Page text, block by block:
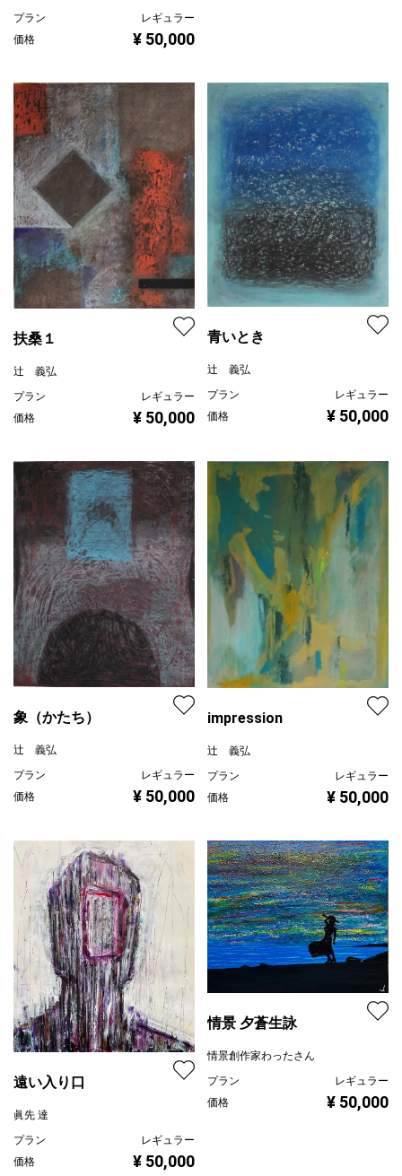
プラン
レギュラー
価格
¥ 50,000
扶桑１
辻 義弘
プラン
レギュラー
価格
¥ 50,000
青いとき
辻 義弘
プラン
レギュラー
価格
¥ 50,000
象（かたち）
辻 義弘
プラン
レギュラー
価格
¥ 50,000
impression
辻 義弘
プラン
レギュラー
価格
¥ 50,000
遠い入り口
眞先 達
プラン
レギュラー
価格
¥ 50,000
情景 夕蒼生詠
情景創作家わったさん
プラン
レギュラー
価格
¥ 50,000